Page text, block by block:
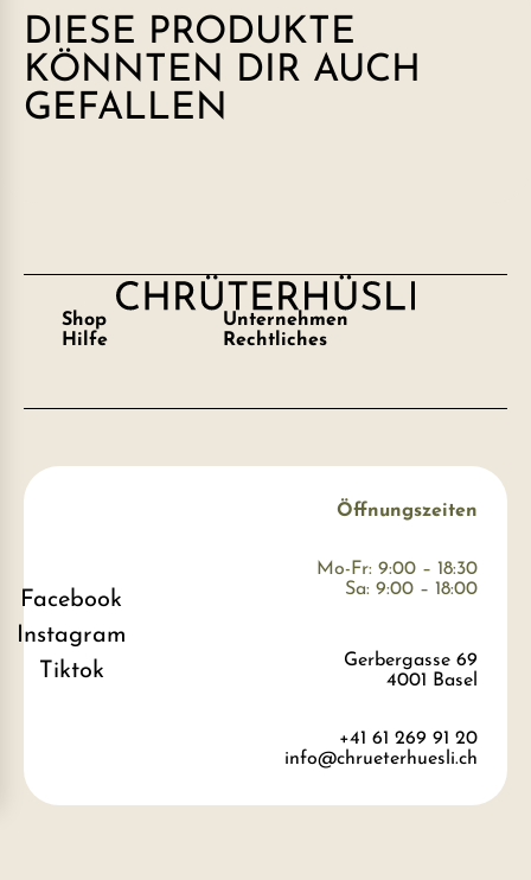
DIESE PRODUKTE
KÖNNTEN DIR AUCH
GEFALLEN
Shop
Unternehmen
Hilfe
Rechtliches
Öffnungszeiten
Mo-Fr: 9:00 – 18:30
Sa: 9:00 – 18:00
Gerbergasse 69
4001 Basel
+41 61 269 91 20
info@chrueterhuesli.ch
Facebook
Instagram
Tiktok